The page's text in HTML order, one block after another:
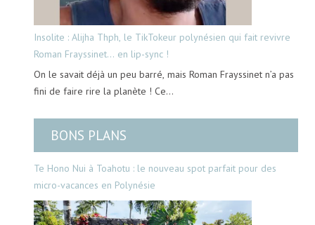
Insolite : Alijha Thph, le TikTokeur polynésien qui fait revivre
Roman Frayssinet… en lip-sync !
On le savait déjà un peu barré, mais Roman Frayssinet n’a pas
fini de faire rire la planète ! Ce…
BONS PLANS
Te Hono Nui à Toahotu : le nouveau spot parfait pour des
micro-vacances en Polynésie